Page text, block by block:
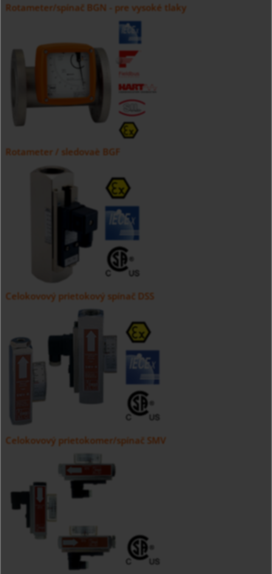
Rotameter/spínač BGN - pre vysoké tlaky
Rotameter / sledovaè BGF
Celokovový prietokový spínač DSS
Celokovový prietokomer/spínač SMV